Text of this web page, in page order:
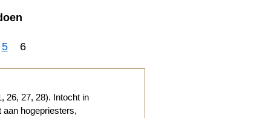
56
26, 27, 28). Intocht in
hogepriesters,